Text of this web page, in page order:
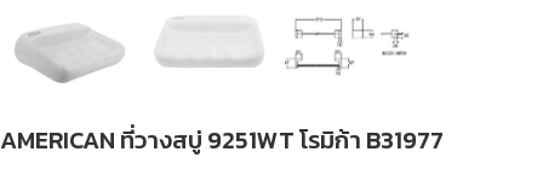
AMERICAN ที่วางสบู่ 9251WT โรมิก้า B31977